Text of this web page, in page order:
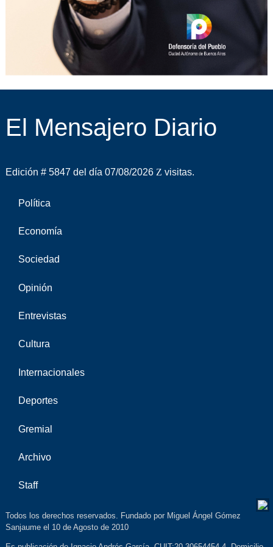
El Mensajero Diario
Edición # 5847 del día 07/08/2026 visitas.
Política
Economía
Sociedad
Opinión
Entrevistas
Cultura
Internacionales
Deportes
Gremial
Archivo
Staff
Todos los derechos reservados. Fundado por Miguel Ángel Gómez
Sanjaume el 10 de Agosto de 2010